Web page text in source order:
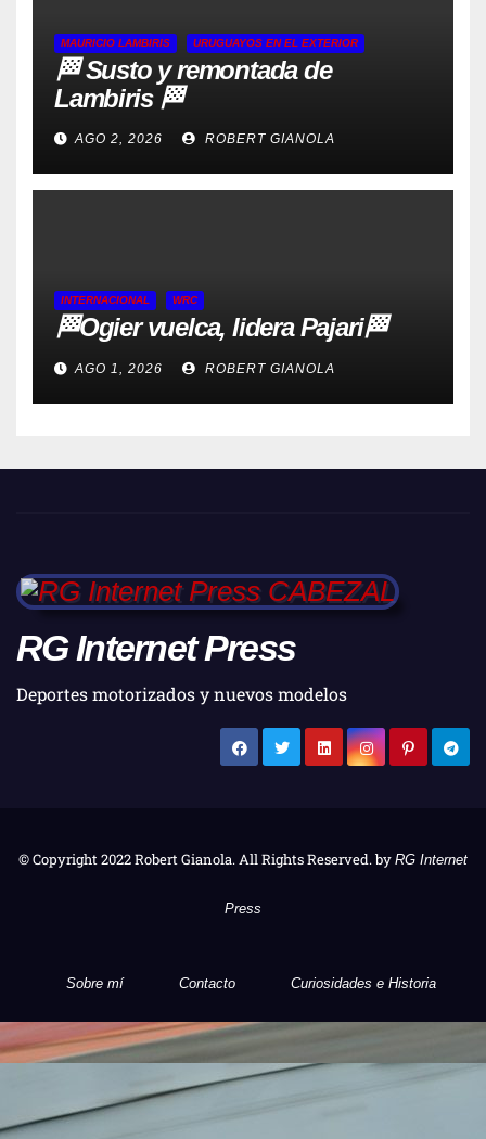
MAURICIO LAMBIRIS URUGUAYOS EN EL EXTERIOR
🏁 Susto y remontada de
Lambiris 🏁
AGO 2, 2026 ROBERT GIANOLA
INTERNACIONAL WRC
🏁Ogier vuelca, lidera Pajari🏁
AGO 1, 2026 ROBERT GIANOLA
RG Internet Press
Deportes motorizados y nuevos modelos
© Copyright 2022 Robert Gianola. All Rights Reserved. by RG Internet
Press
Sobre mí Contacto Curiosidades e Historia